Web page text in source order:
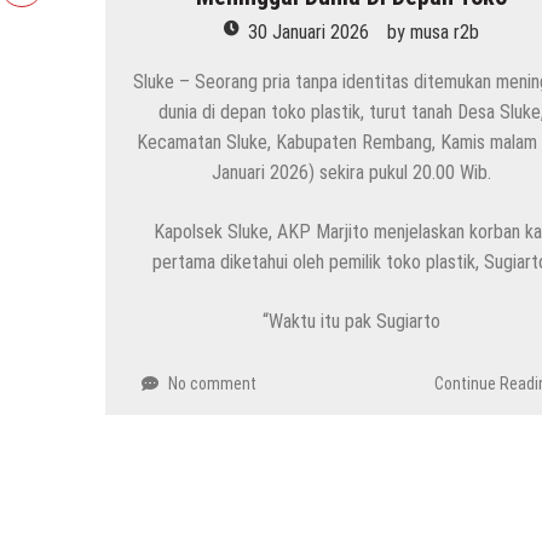
30 Januari 2026 bymusa r2b
Sluke – Seorang pria tanpa identitas ditemukan
dunia di depan toko plastik, turut tanah Desa Sluke,
Kecamatan Sluke, Kabupaten Rembang, Kamis
Januari 2026) sekira pukul 20.00 Wib.
Kapolsek Sluke, AKP Marjito menjelaskan korban
pertama diketahui oleh pemilik toko plastik,
“Waktu itu pak Sugiarto
No comment Continue